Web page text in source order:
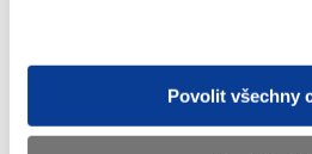
Povolit všechny
spotřebovat a bude nasnadě je
resorty o pár korun, které situaci
a půl miliardy na jízdném, protože